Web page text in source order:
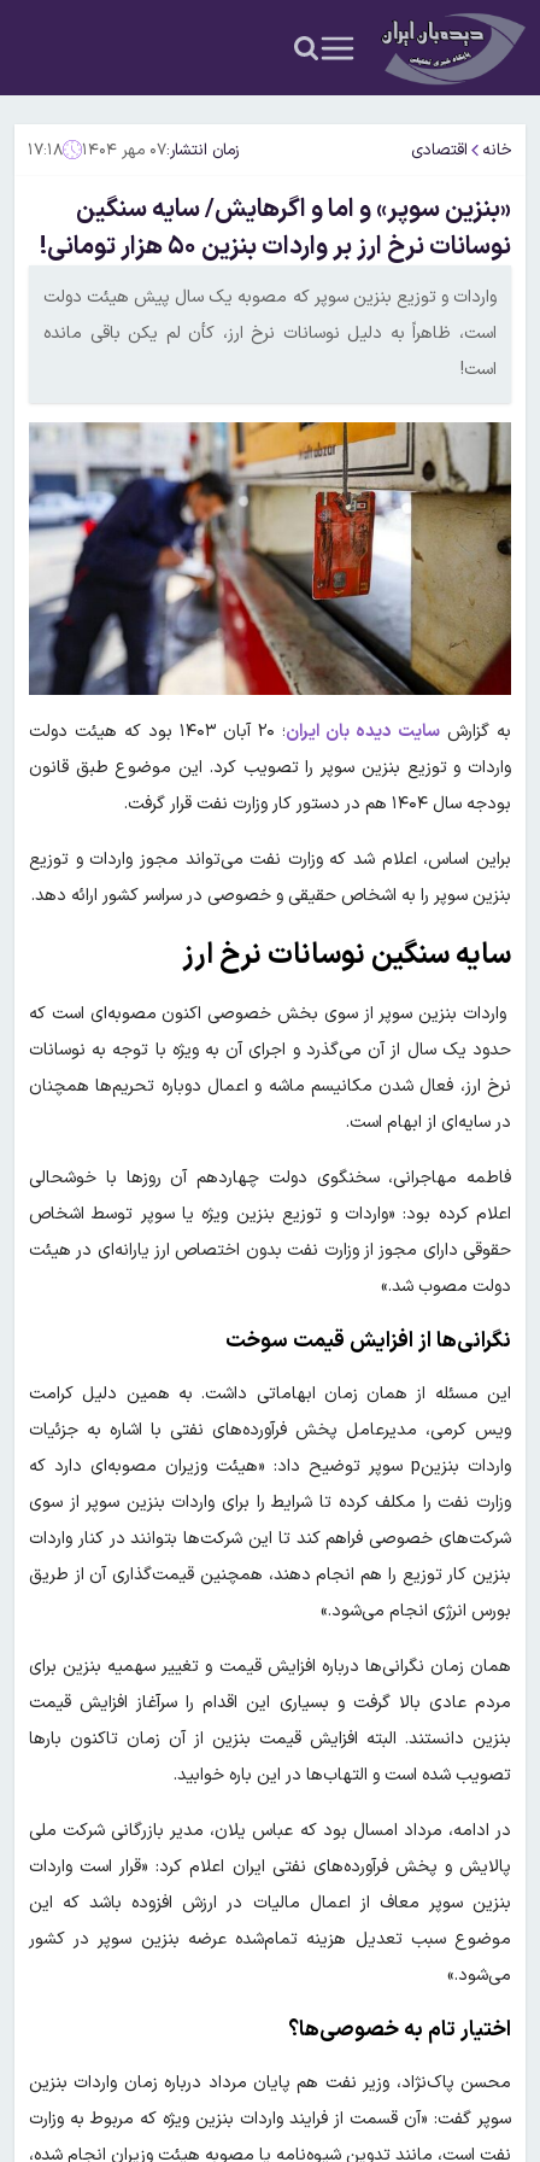
خانه اقتصادی زمان انتشار:۰۷ مهر ۱۴۰۴ ۱۷:۱۸
«بنزین سوپر» و اما و اگرهایش/ سایه سنگین
نوسانات نرخ ارز بر واردات بنزین ۵۰ هزار تومانی!
واردات و توزیع بنزین سوپر که مصوبه یک سال پیش هیئت دولت
است، ظاهراً به دلیل نوسانات نرخ ارز، کأن لم یکن باقی مانده
است!
به گزارش سایت دیده بان ایران
؛ ۲۰ آبان ۱۴۰۳ بود که هیئت دولت
واردات و توزیع بنزین سوپر را تصویب کرد. این موضوع طبق قانون
بودجه سال ۱۴۰۴ هم در دستور کار وزارت نفت قرار گرفت.
براین اساس، اعلام شد که وزارت نفت می‌تواند مجوز واردات و توزیع
بنزین سوپر را به اشخاص حقیقی و خصوصی در سراسر کشور ارائه دهد.
سایه سنگین نوسانات نرخ ارز
واردات بنزین سوپر از سوی بخش خصوصی اکنون مصوبه‌ای است که
حدود یک سال از آن می‌گذرد و اجرای آن به ویژه با توجه به نوسانات
نرخ ارز، فعال شدن مکانیسم ماشه و اعمال دوباره تحریم‌ها همچنان
در سایه‌ای از ابهام است.
فاطمه مهاجرانی، سخنگوی دولت چهاردهم آن روزها با خوشحالی
اعلام کرده بود: «واردات و توزیع بنزین ویژه یا سوپر توسط اشخاص
حقوقی دارای مجوز از وزارت نفت بدون اختصاص ارز یارانه‌ای در هیئت
دولت مصوب شد.»
نگرانی‌ها از افزایش قیمت سوخت
این مسئله از همان زمان ابهاماتی داشت. به همین دلیل کرامت
ویس کرمی، مدیرعامل پخش فرآورده‌های نفتی با اشاره به جزئیات
واردات بنزینp سوپر توضیح داد: «هیئت وزیران مصوبه‌ای دارد که
وزارت نفت را مکلف کرده تا شرایط را برای واردات بنزین سوپر از سوی
شرکت‌های خصوصی فراهم کند تا این شرکت‌ها بتوانند در کنار واردات
بنزین کار توزیع را هم انجام دهند، همچنین قیمت‌گذاری آن از طریق
بورس انرژی انجام می‌شود.»
همان زمان نگرانی‌ها درباره افزایش قیمت و تغییر سهمیه بنزین برای
مردم عادی بالا گرفت و بسیاری این اقدام را سرآغاز افزایش قیمت
بنزین دانستند. البته افزایش قیمت بنزین از آن زمان تاکنون بارها
تصویب شده است و التهاب‌ها در این باره خوابید.
در ادامه، مرداد امسال بود که عباس یلان، مدیر بازرگانی شرکت ملی
پالایش و پخش فرآورده‌های نفتی ایران اعلام کرد: «قرار است واردات
بنزین سوپر معاف از اعمال مالیات در ارزش افزوده باشد که این
موضوع سبب تعدیل هزینه تمام‌شده عرضه بنزین سوپر در کشور
می‌شود.»
اختیار تام به خصوصی‌ها؟
محسن پاک‌نژاد، وزیر نفت هم پایان مرداد درباره زمان واردات بنزین
سوپر گفت: «آن قسمت از فرایند واردات بنزین ویژه که مربوط به وزارت
نفت است، مانند تدوین شیوه‌نامه یا مصوبه هیئت وزیران انجام شده،